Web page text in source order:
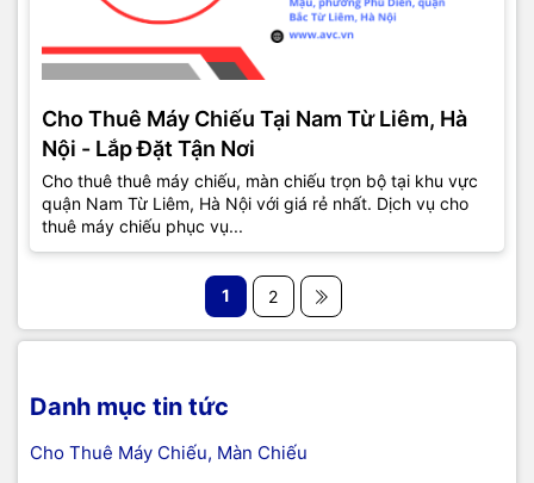
Cho Thuê Máy Chiếu Tại Nam Từ Liêm, Hà
Nội - Lắp Đặt Tận Nơi
Cho thuê thuê máy chiếu, màn chiếu trọn bộ tại khu vực
quận Nam Từ Liêm, Hà Nội với giá rẻ nhất. Dịch vụ cho
thuê máy chiếu phục vụ...
1 2
Danh mục tin tức
Cho Thuê Máy Chiếu, Màn Chiếu